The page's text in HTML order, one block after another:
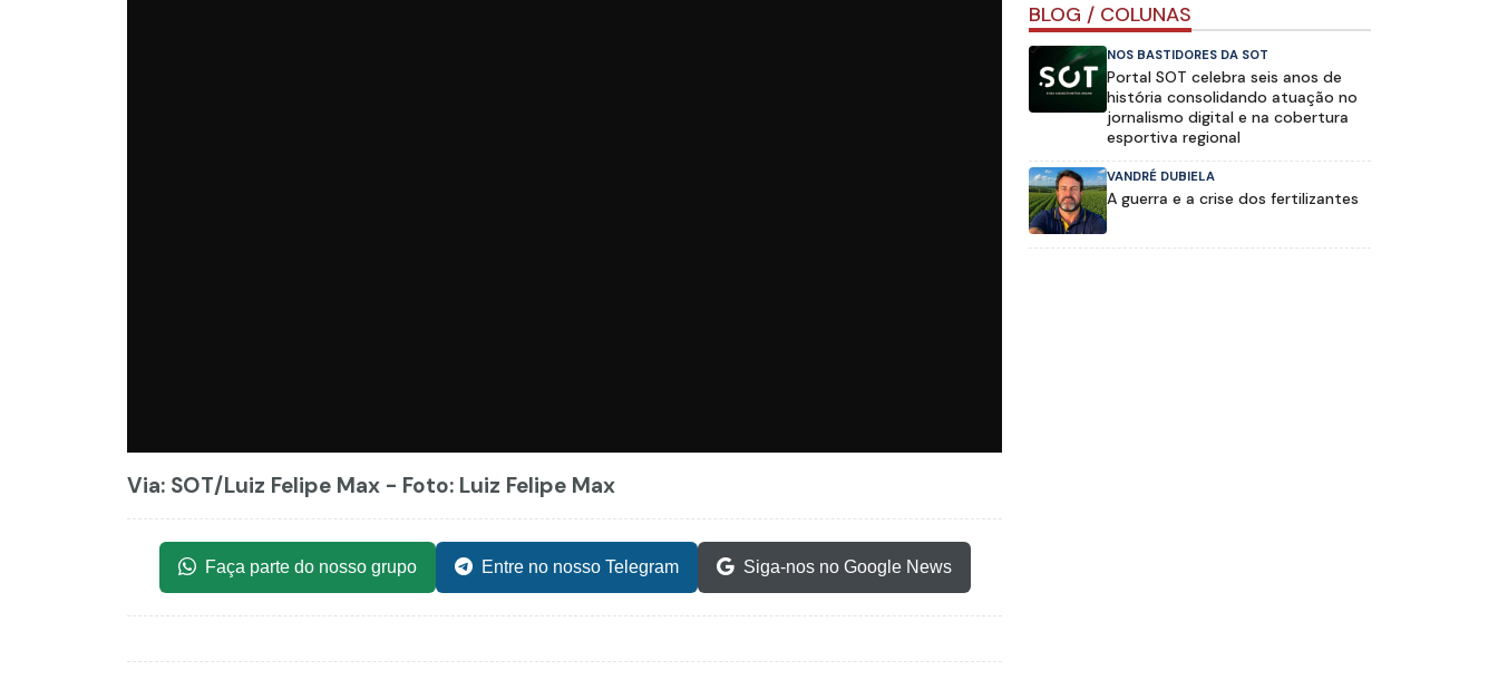
Via: SOT/Luiz Felipe Max - Foto: Luiz Felipe Max
Faça parte do nosso grupo Entre no nosso Telegram Siga-nos no Google News
BLOG / COLUNAS
NOS BASTIDORES DA SOT
Portal SOT celebra seis anos de
história consolidando atuação no
jornalismo digital e na cobertura
esportiva regional
VANDRÉ DUBIELA
A guerra e a crise dos fertilizantes